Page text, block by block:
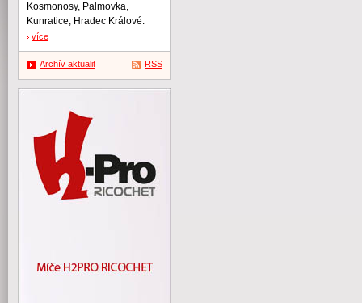
Kosmonosy, Palmovka,
Kunratice, Hradec Králové.
více
Archív aktualit RSS